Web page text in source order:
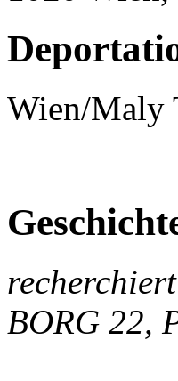
Wien/Maly
BORG 22,